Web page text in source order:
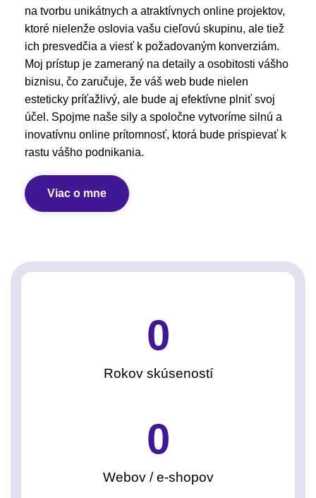
na tvorbu unikátnych a atraktívnych online projektov,
ktoré nielenže oslovia vašu cieľovú skupinu, ale tiež
ich presvedčia a viesť k požadovaným konverziám.
Moj prístup je zameraný na detaily a osobitosti vášho
biznisu, čo zaručuje, že váš web bude nielen
esteticky príťažlivý, ale bude aj efektívne plniť svoj
účel. Spojme naše sily a spoločne vytvoríme silnú a
inovatívnu online prítomnosť, ktorá bude prispievať k
rastu vášho podnikania.
Viac o mne
Rokov skúseností
0
Webov / e-shopov
0